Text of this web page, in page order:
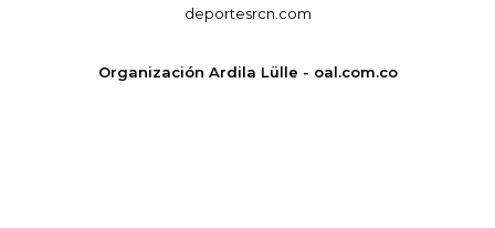
deportesrcn.com
Organización Ardila Lülle - oal.com.co